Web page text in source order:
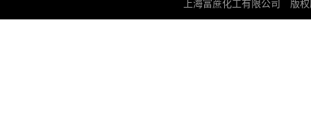
上海富蔗化工有限公司 版